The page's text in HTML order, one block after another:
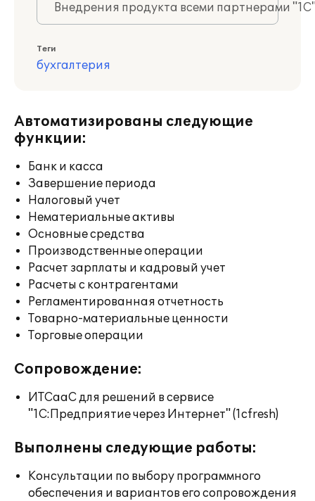
Внедрения продукта всеми партнерами
Теги
бухгалтерия
Автоматизированы следующие
функции:
Банк и касса
Завершение периода
Налоговый учет
Нематериальные активы
Основные средства
Производственные операции
Расчет зарплаты и кадровый учет
Расчеты с контрагентами
Регламентированная отчетность
Товарно-материальные ценности
Торговые операции
Сопровождение:
ИТСааС для решений в сервисе
"1С:Предприятие через Интернет" (1cfresh)
Выполнены следующие работы:
Консультации по выбору программного
обеспечения и вариантов его сопровождения